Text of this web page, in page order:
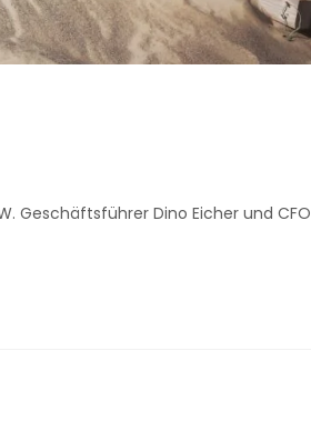
Geschäftsführer Dino Eicher und CFO